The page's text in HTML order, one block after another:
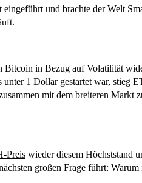
und brachte der Welt
in Bezug auf Volatilität
1 Dollar gestartet war, stieg
mit dem breiteren Markt
Preis wieder diesem Höchststand
großen Frage führt: